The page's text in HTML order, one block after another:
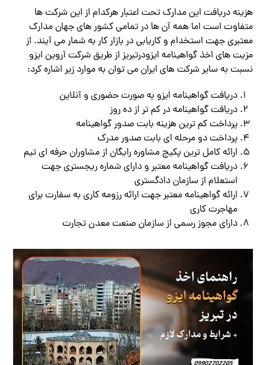
هزینه دریافت این مدارک تحت اعتبار هرکدام از این شرکت ها
متفاوت است اما همه آن ها در تمامی کشور های جهان مدارک
معتبری جهت استخدام و کاریابی در بازار کار به شمار می آیند. از
مزیت های اخذ گواهینامه ایزودرتبریز از طریق شرکت آروین ایزو
نسبت به سایر شرکت های ایران می توان به موارد زیر اشاره کرد:
دریافت گواهینامه ایزو به صورت حضوری و آنلاین
دریافت گواهینامه در کم تر از ده روز
پرداخت کم ترین هزینه بابت صدور گواهینامه
پرداخت دو مرحله ای بابت صدور مدرک
ارائه کامل ترین پکیج مشاوره رایگان از مشاوران حرفه ای تیم
دریافت گواهینامه معتبر و دارای شماره ریجستری جهت
استعلام از سازمان دادگستری
ارائه گواهینامه معتبر جهت ارائه رزومه کاری به سفارت برای
مهاجرت کاری
دارای مجوز رسمی از سازمان صنعت معدن تجارت